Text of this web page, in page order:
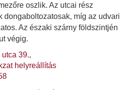
oszlik. Az utcai rész
dongaboltozatosak, míg az udvari
Az északi szárny földszintjén
végig.